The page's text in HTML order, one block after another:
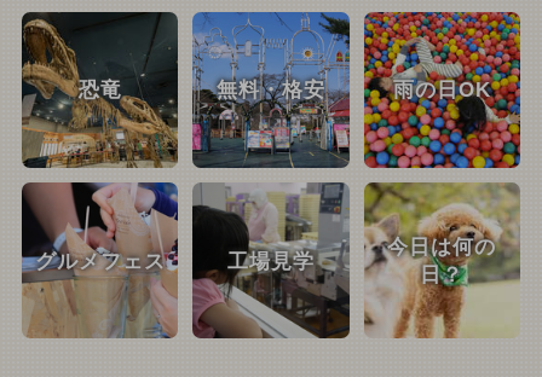
恐竜 無料・格安 雨の日OK
グルメフェス 工場見学
今日は何の
日？